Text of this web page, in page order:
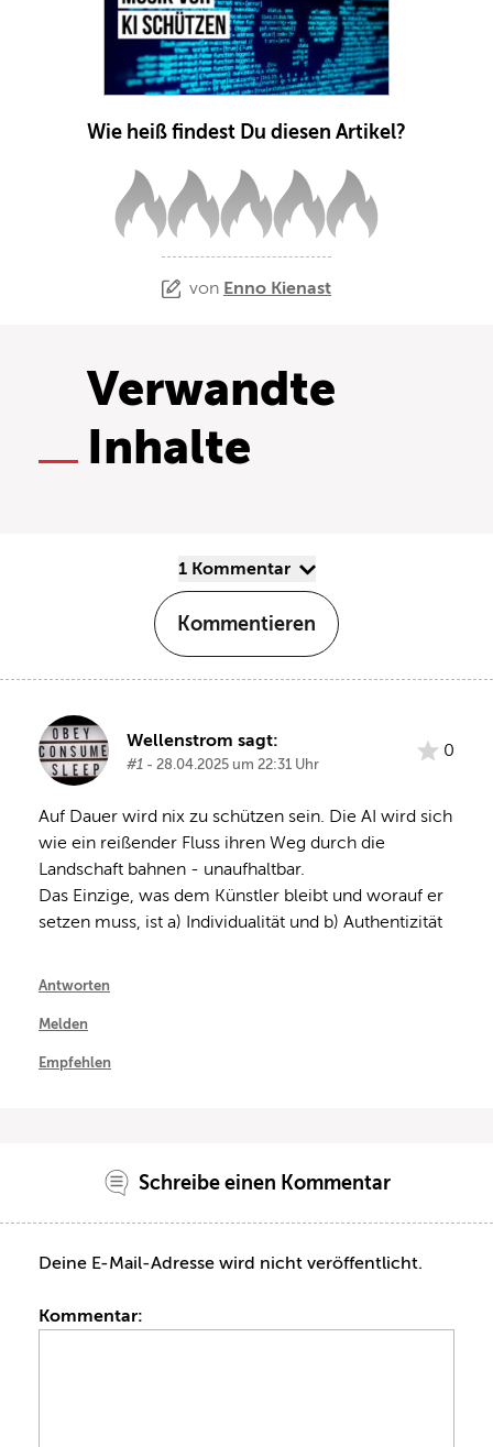
Wie heiß findest Du diesen Artikel?
von Enno Kienast
Verwandte
Inhalte
1 Kommentar
Kommentieren
Wellenstrom sagt:
#1 - 28.04.2025 um 22:31 Uhr
0
Auf Dauer wird nix zu schützen sein. Die AI wird sich
wie ein reißender Fluss ihren Weg durch die
Landschaft bahnen - unaufhaltbar.
Das Einzige, was dem Künstler bleibt und worauf er
setzen muss, ist a) Individualität und b) Authentizität
Antworten
Melden
Empfehlen
Schreibe einen Kommentar
Deine E-Mail-Adresse wird nicht veröffentlicht.
Kommentar: